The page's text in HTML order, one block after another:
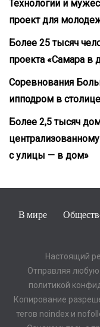
Технологии и
проект для
Более 25 тысяч
проекта «Самара в
Соревнования
ипподром в
Более 2,5 тысяч
с улицы — в дом»
В мире
Настоящий
Отправляя любую
политикой
Копирование
тегов noindex и